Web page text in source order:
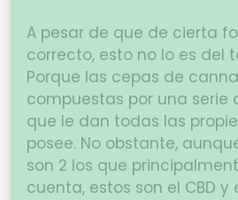
A pesar de que de cierta
correcto, esto no lo es del
Porque las cepas de
compuestas por una serie
que le dan todas las
posee. No obstante,
son 2 los que
cuenta, estos son el CBD y